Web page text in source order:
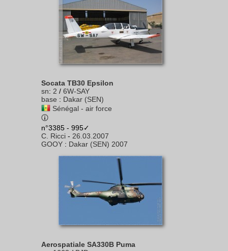
Socata TB30 Epsilon
sn: 2 / 6W-SAY
base : Dakar (SEN)
Sénégal - air force
n°3385 - 995✓
C. Ricci - 26.03.2007
GOOY : Dakar (SEN) 2007
Aerospatiale SA330B Puma